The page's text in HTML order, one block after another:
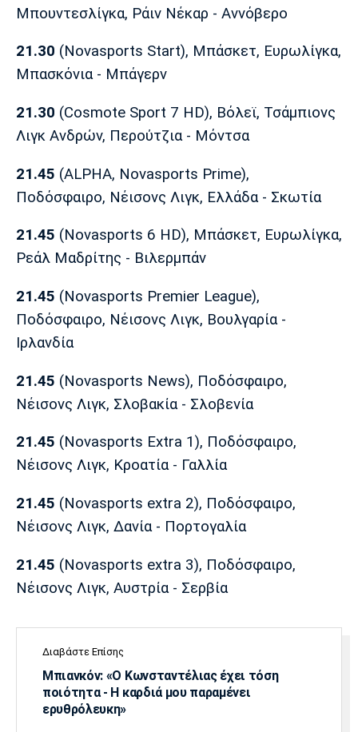
Λίβερπουλ
Μάντσεστερ
Γιουβέντους
Ίντερ Μίλαν Μπάγερν
Μπορούσια
Παρί Σεν
Μονακό
Ερυθρός
Αστέρας
Τότεναμ
Μπουντεσλίγκα, Ράιν Νέκαρ - Αννόβερο
21.30 (Novasports Start), Μπάσκετ, Ευρωλίγκα,
Μπασκόνια - Μπάγερν
21.30 (Cosmote Sport 7 HD), Βόλεϊ, Τσάμπιονς
Λιγκ Ανδρών, Περούτζια - Μόντσα
21.45 (ALPHA, Novasports Prime),
Ποδόσφαιρο, Νέισονς Λιγκ, Ελλάδα - Σκωτία
21.45 (Novasports 6 HD), Μπάσκετ, Ευρωλίγκα,
Ρεάλ Μαδρίτης - Βιλερμπάν
21.45 (Novasports Premier League),
Ποδόσφαιρο, Νέισονς Λιγκ, Βουλγαρία -
Ιρλανδία
21.45 (Novasports News), Ποδόσφαιρο,
Νέισονς Λιγκ, Σλοβακία - Σλοβενία
21.45 (Novasports Extra 1), Ποδόσφαιρο,
Νέισονς Λιγκ, Κροατία - Γαλλία
21.45 (Novasports extra 2), Ποδόσφαιρο,
Νέισονς Λιγκ, Δανία - Πορτογαλία
21.45 (Novasports extra 3), Ποδόσφαιρο,
Νέισονς Λιγκ, Αυστρία - Σερβία
Διαβάστε Επίσης
Μπιανκόν: «Ο Κωνσταντέλιας έχει τόση
ποιότητα - Η καρδιά μου παραμένει
ερυθρόλευκη»